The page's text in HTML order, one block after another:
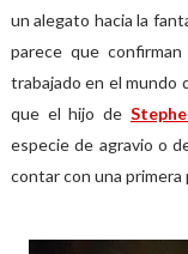
un alegato hacia la
parece que
trabajado en el mundo
que el hijo de
especie de agravio o
contar con una primera